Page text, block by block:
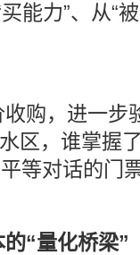
能力”、从“
购，进一步
区，谁掌握
等对话的门
“量化桥梁”